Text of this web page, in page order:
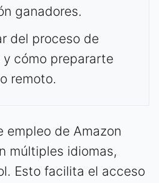
ganadores.
del proceso de
cómo prepararte
remoto.
empleo de Amazon
múltiples idiomas,
Esto facilita el acceso